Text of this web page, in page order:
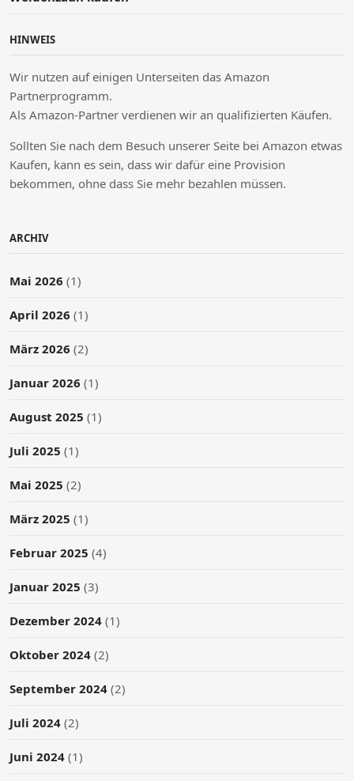
HINWEIS
Wir nutzen auf einigen Unterseiten das Amazon
Partnerprogramm.
Als Amazon-Partner verdienen wir an qualifizierten Käufen.
Sollten Sie nach dem Besuch unserer Seite bei Amazon etwas
Kaufen, kann es sein, dass wir dafür eine Provision
bekommen, ohne dass Sie mehr bezahlen müssen.
ARCHIV
Mai 2026 (1)
April 2026 (1)
März 2026 (2)
Januar 2026 (1)
August 2025 (1)
Juli 2025 (1)
Mai 2025 (2)
März 2025 (1)
Februar 2025 (4)
Januar 2025 (3)
Dezember 2024 (1)
Oktober 2024 (2)
September 2024 (2)
Juli 2024 (2)
Juni 2024 (1)